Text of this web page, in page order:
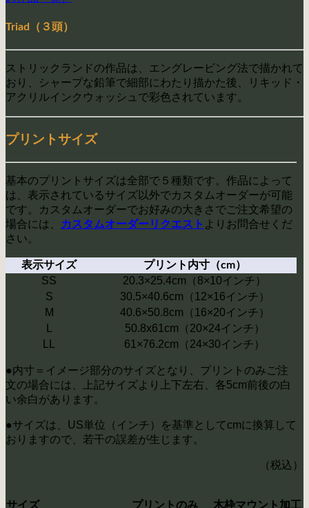
Triad（３頭）
ストリックランドの作品は、エングレービング法で描かれて
おり、シャープな鉛筆で細部にわたり描かた後、リキッド・
アクリルインクウォッシュで彩色されています。
プリントサイズ
基本のプリントサイズは全部で５種類です。作品によって
は、表示されているサイズ以外でカスタムオーダーが可能
です。カスタムオーダーでお好みの大きさでご注文希望の
場合には、
カスタムオーダーリクエスト よりお問合せくだ
さい。
表示サイズ プリント内寸（cm）
SS
20.3×25.4cm（8×10インチ）
S
30.5×40.6cm（12×16インチ）
M
40.6×50.8cm（16×20インチ）
50.8x61cm（20×24インチ）
61×76.2cm（24×30インチ）
●内寸＝イメージ部分のサイズとなり、プリントのみご注
文の場合には、上記サイズより上下左右、各5cm前後の白
い余白があります。
●サイズは、US単位（インチ）を基準としてcmに換算して
おりますので、若干の誤差が生じます。
（税込）
サイズ プリントのみ 木枠マウント加工